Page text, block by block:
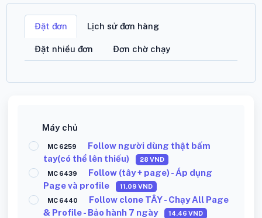
Đặt đơn Lịch sử đơn hàng
Đặt nhiều đơn Đơn chờ chạy
Máy chủ
MC 6259
Follow người dùng thật bấm
tay(có thể lên thiếu)
28 VND
MC 6439
Follow (tây + page) - Áp dụng
Page và profile
11.09 VND
MC 6440
Follow clone TÂY - Chạy All Page
& Profile - Bảo hành 7 ngày
14.46 VND